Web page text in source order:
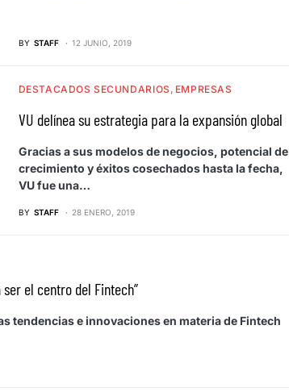
BY STAFF 12 JUNIO, 2019
DESTACADOS SECUNDARIOS EMPRESAS
VU delínea su estrategia para la expansión global
Gracias a sus modelos de negocios, potencial de
crecimiento y éxitos cosechados hasta la fecha,
VU fue una…
BY STAFF 28 ENERO, 2019
el centro del Fintech”
tendencias e innovaciones en materia de Fintech